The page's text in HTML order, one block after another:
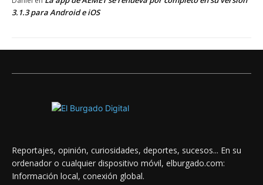
3.1.3 para Android e iOS
Reportajes, opinión, curiosidades, deportes, sucesos... En su
ordenador o cualquier dispositivo móvil, elburgado.com:
Información local, conexión global.